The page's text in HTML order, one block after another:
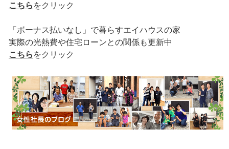
こちら をクリック
「ボーナス払いなし」で暮らすエイハウスの家
実際の光熱費や住宅ローンとの関係も更新中
こちら をクリック